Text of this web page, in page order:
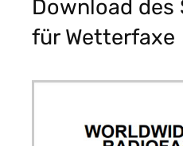
Download des
für Wetterfaxe